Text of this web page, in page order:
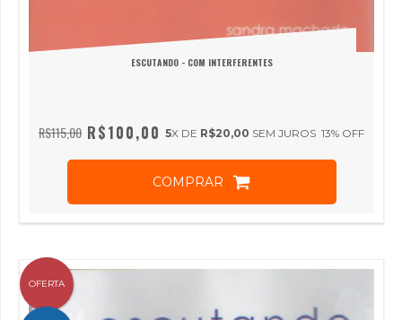
ESCUTANDO - COM INTERFERENTES
R$115,00 13% OFF
R$100,00 5X DE R$20,00 SEM JUROS
COMPRAR
OFERTA